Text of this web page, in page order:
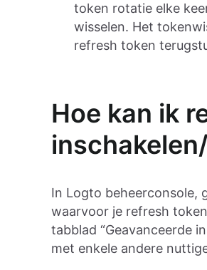
token rotatie elke
wisselen. Het
refresh token
Hoe kan ik
In Logto beheerconsole,
waarvoor je refresh
tabblad “Geavanceerde
met enkele andere